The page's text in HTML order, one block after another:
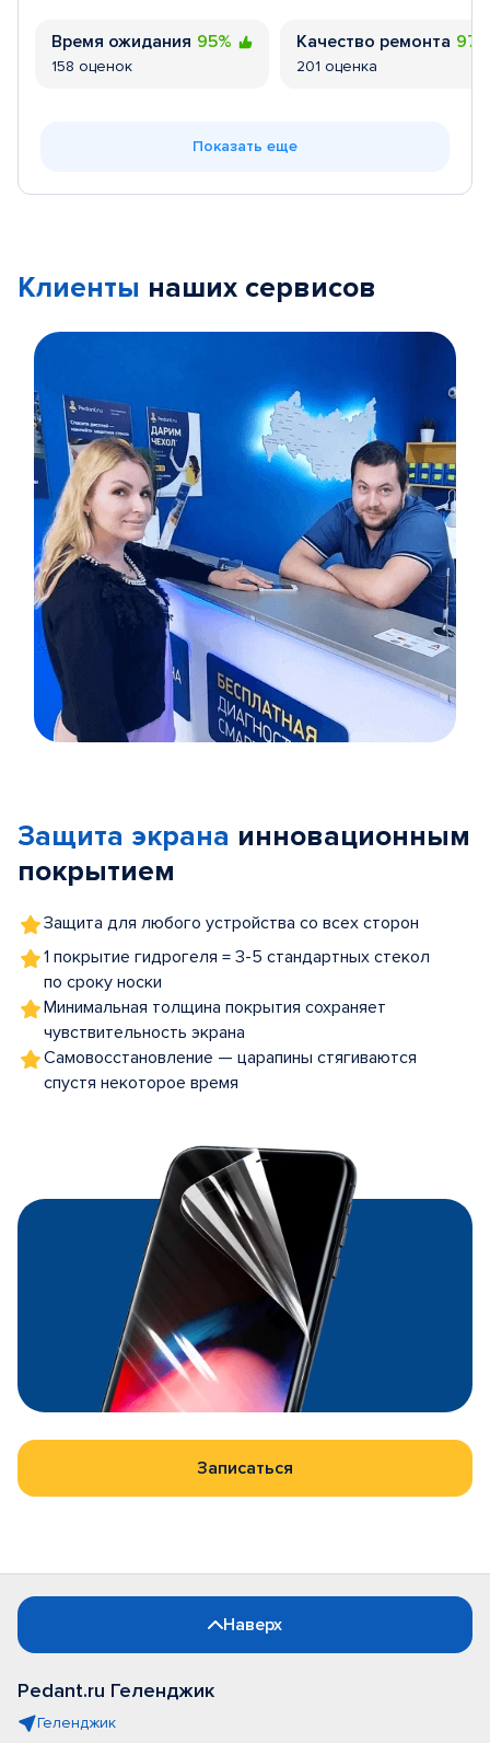
Время ожидания 95%
158 оценок
Качество ремонта
201 оценка
Показать еще
Клиенты наших сервисов
5
Защита экрана инновационным
покрытием
Защита для любого устройства со всех сторон
1 покрытие гидрогеля = 3-5 стандартных стекол
по сроку носки
Минимальная толщина покрытия сохраняет
чувствительность экрана
Самовосстановление — царапины стягиваются
спустя некоторое время
Записаться
Наверх
Pedant.ru Геленджик
Геленджик